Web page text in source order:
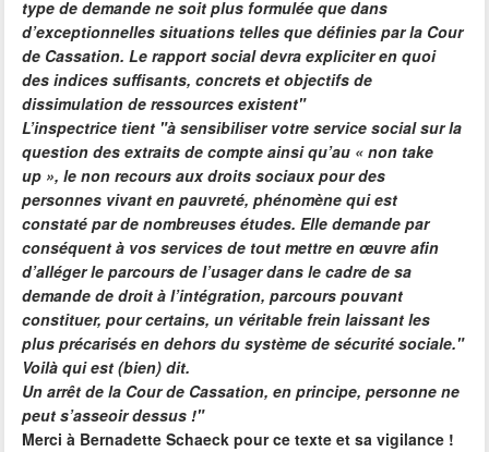
type de demande ne soit plus formulée que dans
d’exceptionnelles situations telles que définies par la Cour
de Cassation. Le rapport social devra expliciter en quoi
des indices suffisants, concrets et objectifs de
dissimulation de ressources existent"
L’inspectrice tient "à sensibiliser votre service social sur la
question des extraits de compte ainsi qu’au « non take
up », le non recours aux droits sociaux pour des
personnes vivant en pauvreté, phénomène qui est
constaté par de nombreuses études. Elle demande par
conséquent à vos services de tout mettre en œuvre afin
d’alléger le parcours de l’usager dans le cadre de sa
demande de droit à l’intégration, parcours pouvant
constituer, pour certains, un véritable frein laissant les
plus précarisés en dehors du système de sécurité sociale."
Voilà qui est (bien) dit.
Un arrêt de la Cour de Cassation, en principe, personne ne
peut s’asseoir dessus !"
Merci à Bernadette Schaeck pour ce texte et sa vigilance !